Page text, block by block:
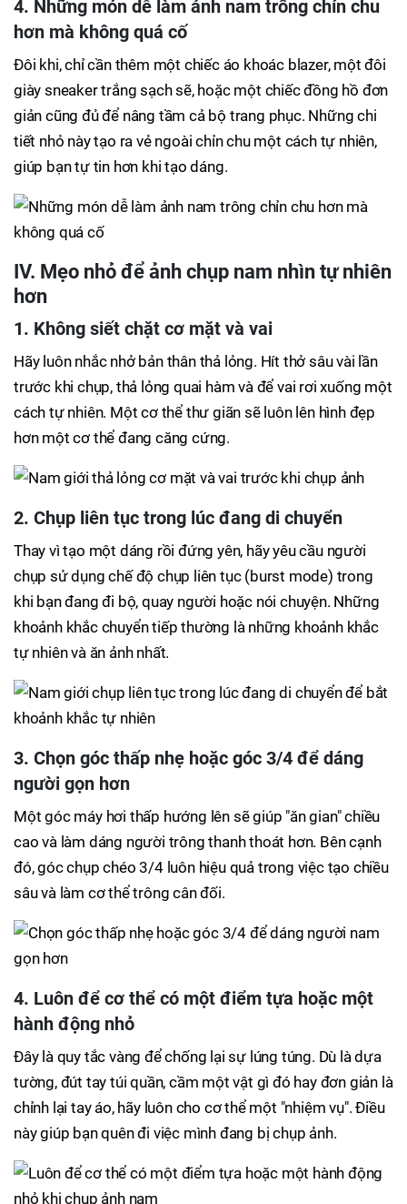
4. Những món dễ làm ảnh nam trông chỉn chu
hơn mà không quá cố
Đôi khi, chỉ cần thêm một chiếc áo khoác blazer, một đôi
giày sneaker trắng sạch sẽ, hoặc một chiếc đồng hồ đơn
giản cũng đủ để nâng tầm cả bộ trang phục. Những chi
tiết nhỏ này tạo ra vẻ ngoài chỉn chu một cách tự nhiên,
giúp bạn tự tin hơn khi tạo dáng.
IV. Mẹo nhỏ để ảnh chụp nam nhìn tự nhiên
hơn
1. Không siết chặt cơ mặt và vai
Hãy luôn nhắc nhở bản thân thả lỏng. Hít thở sâu vài lần
trước khi chụp, thả lỏng quai hàm và để vai rơi xuống một
cách tự nhiên. Một cơ thể thư giãn sẽ luôn lên hình đẹp
hơn một cơ thể đang căng cứng.
2. Chụp liên tục trong lúc đang di chuyển
Thay vì tạo một dáng rồi đứng yên, hãy yêu cầu người
chụp sử dụng chế độ chụp liên tục (burst mode) trong
khi bạn đang đi bộ, quay người hoặc nói chuyện. Những
khoảnh khắc chuyển tiếp thường là những khoảnh khắc
tự nhiên và ăn ảnh nhất.
3. Chọn góc thấp nhẹ hoặc góc 3/4 để dáng
người gọn hơn
Một góc máy hơi thấp hướng lên sẽ giúp "ăn gian" chiều
cao và làm dáng người trông thanh thoát hơn. Bên cạnh
đó, góc chụp chéo 3/4 luôn hiệu quả trong việc tạo chiều
sâu và làm cơ thể trông cân đối.
4. Luôn để cơ thể có một điểm tựa hoặc một
hành động nhỏ
Đây là quy tắc vàng để chống lại sự lúng túng. Dù là dựa
tường, đút tay túi quần, cầm một vật gì đó hay đơn giản là
chỉnh lại tay áo, hãy luôn cho cơ thể một "nhiệm vụ". Điều
này giúp bạn quên đi việc mình đang bị chụp ảnh.